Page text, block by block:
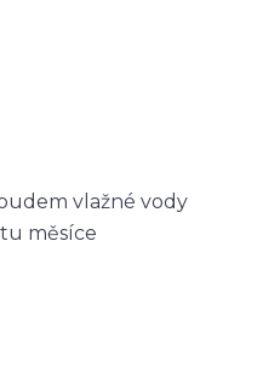
vlažné vody
měsíce